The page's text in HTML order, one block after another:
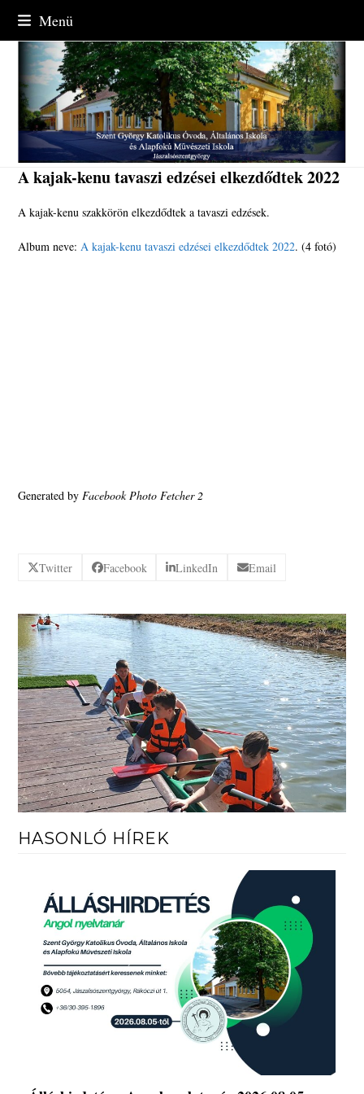
content
Menü
A kajak-kenu tavaszi edzései elkezdődtek 2022
A kajak-kenu szakkörön elkezdődtek a tavaszi edzések.
Album neve:A kajak-kenu tavaszi edzései elkezdődtek 2022. (4 fotó)
Generated byFacebook Photo Fetcher 2
Twitter Facebook LinkedIn Email
HASONLÓ HÍREK